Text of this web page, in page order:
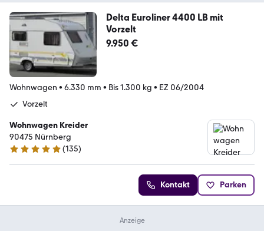
Delta Euroliner 4400 LB mit
Vorzelt
9.950 €
Wohnwagen • 6.330 mm • Bis 1.300 kg • EZ 06/2004
Vorzelt
Wohnwagen Kreider
90475 Nürnberg
5 Sterne
(135)
Kontakt Parken